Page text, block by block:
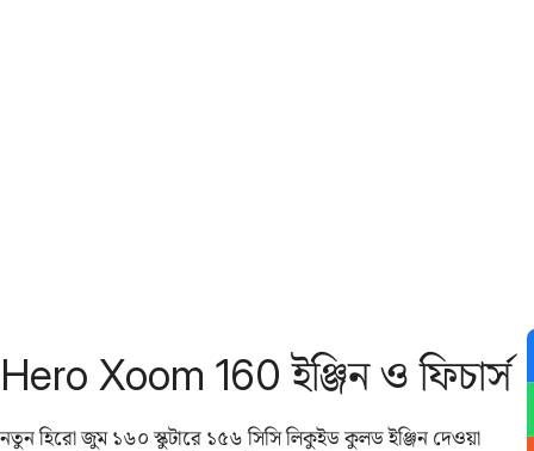
Hero Xoom 160 ইঞ্জিন ও ফিচার্স
নতুন হিরো জুম ১৬০ স্কুটারে ১৫৬ সিসি লিকুইড কুলড ইঞ্জিন দেওয়া